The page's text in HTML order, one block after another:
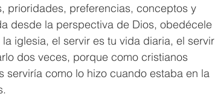
prioridades, preferencias, conceptos y
desde la perspectiva de Dios, obedécele
iglesia, el servir es tu vida diaria, el servir
dos veces, porque como cristianos
serviría como lo hizo cuando estaba en la